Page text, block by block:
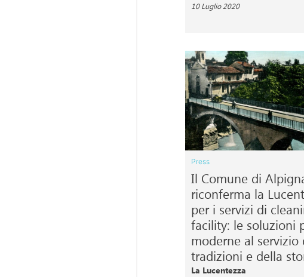
10 Luglio 2020
Press
Il Comune di
riconferma la
per i servizi di
facility: le soluzioni
moderne al servizio
tradizioni e della
La Lucentezza